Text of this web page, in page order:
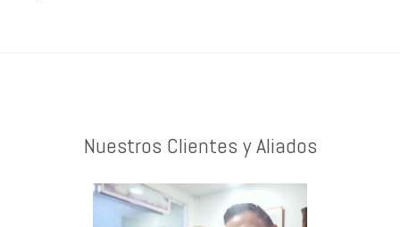
Nuestros Clientes y Aliados